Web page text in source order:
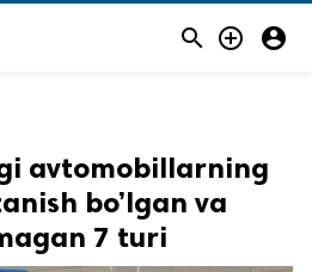
  
avtomobillarning
bo’lgan va
7 turi